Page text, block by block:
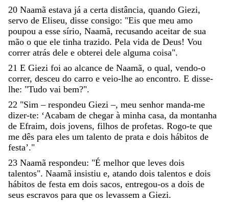
20 Naamã estava já a certa distância, quando Giezi,
servo de Eliseu, disse consigo: "Eis que meu amo
poupou a esse sírio, Naamã, recusando aceitar de sua
mão o que ele tinha trazido. Pela vida de Deus! Vou
correr atrás dele e obterei dele alguma coisa".
21 E Giezi foi ao alcance de Naamã, o qual, vendo-o
correr, desceu do carro e veio-lhe ao encontro. E disse-
lhe: "Tudo vai bem?".
22 "Sim– respondeu Giezi–, meu senhor manda-me
dizer-te: ‘Acabam de chegar à minha casa, da montanha
de Efraim, dois jovens, filhos de profetas. Rogo-te que
me dês para eles um talento de prata e dois hábitos de
festa’."
23 Naamã respondeu: "É melhor que leves dois
talentos". Naamã insistiu e, atando dois talentos e dois
hábitos de festa em dois sacos, entregou-os a dois de
seus escravos para que os levassem a Giezi.